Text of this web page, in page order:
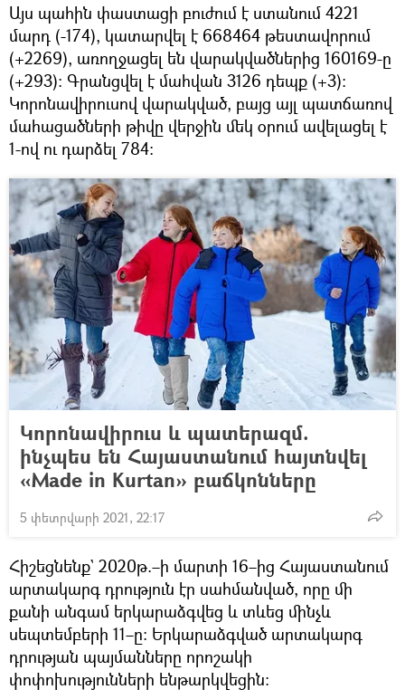
Այս պահին փաստացի բուժում է ստանում 4221
մարդ (-174), կատարվել է 668464 թեստավորում
(+2269), առողջացել են վարակվածներից 160169-ը
(+293)։ Գրանցվել է մահվան 3126 դեպք (+3)։
Կորոնավիրուսով վարակված, բայց այլ պատճառով
մահացածների թիվը վերջին մեկ օրում ավելացել է
1-ով ու դարձել 784։
Կորոնավիրուս և պատերազմ.
ինչպես են Հայաստանում հայտնվել
«Made in Kurtan» բաճկոնները
5 փետրվարի 2021, 22:17
Հիշեցնենք` 2020թ.–ի մարտի 16–ից Հայաստանում
արտակարգ դրություն էր սահմանված, որը մի
քանի անգամ երկարաձգվեց և տևեց մինչև
սեպտեմբերի 11–ը։ Երկարաձգված արտակարգ
դրության պայմանները որոշակի
փոփոխությունների ենթարկվեցին։